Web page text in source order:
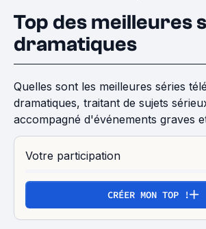
Top des meilleures
dramatiques
Quelles sont les meilleures séries
dramatiques, traitant de sujets
accompagné d'événements graves
Votre participation
CRÉER MON TOP !